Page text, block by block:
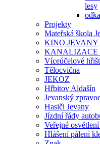
lesy
Projekty
Mateřská škola
KINO JEVANY
KANALIZACE
Víceúčelové
Tělocvična
JEKOZ
Hřbitov Aldašín
Jevanský
Hasiči Jevany
Jízdní řády
Veřejné
Hlášení pálení